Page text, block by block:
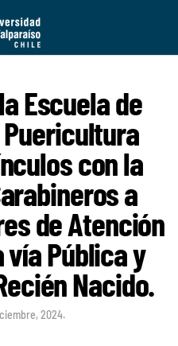
Escuela de
con la
a
de Atención
vía Pública y
Nacido.
2024.